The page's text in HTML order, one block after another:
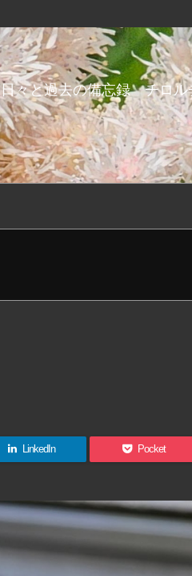
日々と過去の備忘録 チロ
LinkedIn Pocket